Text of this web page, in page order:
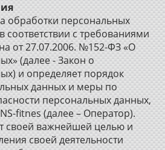
обработки персональных
соответствии с требованиями
от 27.07.2006. №152-ФЗ «О
(далее - Закон о
и определяет порядок
данных и меры по
персональных данных,
fitnes (далее – Оператор).
своей важнейшей целью и
своей деятельности